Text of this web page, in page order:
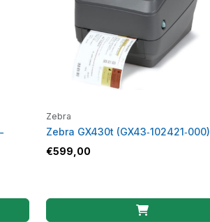
Zebra
Zebra GX430t (GX43‑102421‑000)
€599,00